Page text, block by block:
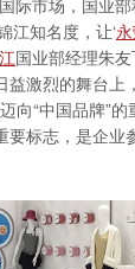
际市场，国业
江知名度，让‘
国业部经理朱友
益激烈的舞台上
向“中国品牌”
标志，是企业